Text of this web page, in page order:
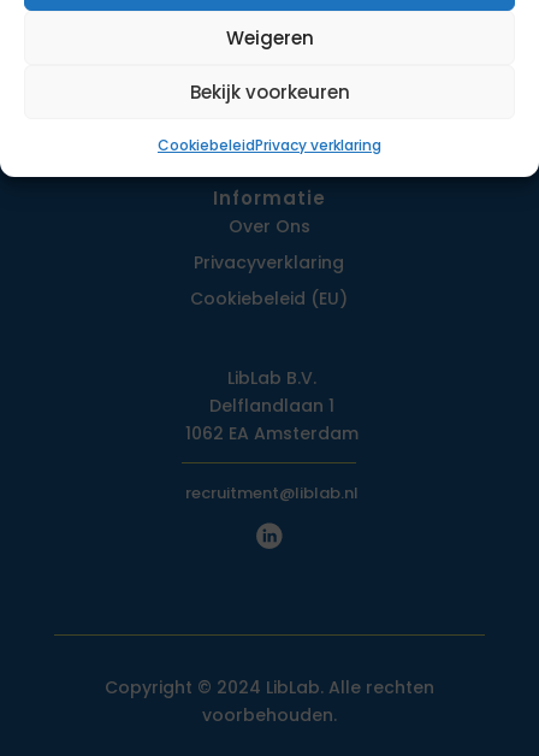
Weigeren
Bekijk voorkeuren
CookiebeleidPrivacy verklaring
Opdrachten
Werkwijze
Detachering
Informatie
Over Ons
Privacy­verklaring
Cookiebeleid (EU)
LibLab B.V.
Delflandlaan 1
1062 EA Amsterdam
recruitment@liblab.nl
Copyright © 2024 LibLab. Alle rechten
voorbehouden.